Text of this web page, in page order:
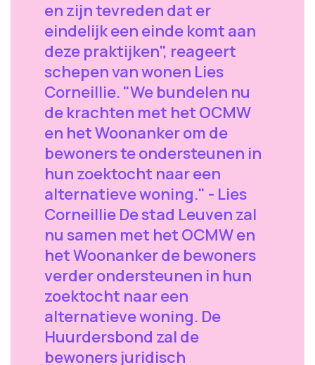
en zijn tevreden dat er
eindelijk een einde komt aan
deze praktijken", reageert
schepen van wonen Lies
Corneillie. "We bundelen nu
de krachten met het OCMW
en het Woonanker om de
bewoners te ondersteunen in
hun zoektocht naar een
alternatieve woning." - Lies
Corneillie De stad Leuven zal
nu samen met het OCMW en
het Woonanker de bewoners
verder ondersteunen in hun
zoektocht naar een
alternatieve woning. De
Huurdersbond zal de
bewoners juridisch